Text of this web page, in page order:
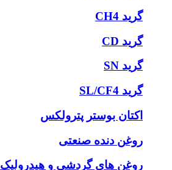
گرید CH4
گرید CD
گرید SN
گرید SL/CF4
اکتان بوستر پترولکس
روغن دنده صنعتی
روغن‌ های گردشی و هیدرولیک